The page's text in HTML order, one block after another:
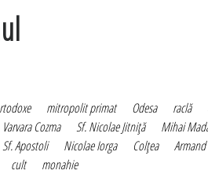
mitropolit primat Odesa raclă
Varvara Cozma Sf. Nicolae Jitniţă Mihai
Sf. Apostoli Nicolae Iorga Colţea
cult monahie